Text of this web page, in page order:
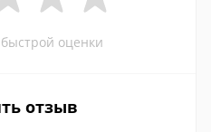
оценки
отзыв